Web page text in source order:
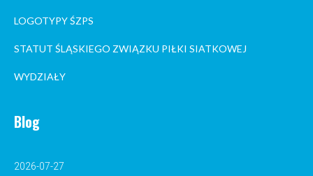
LOGOTYPY ŚZPS
STATUT ŚLĄSKIEGO ZWIĄZKU PIŁKI SIATKOWEJ
WYDZIAŁY
Blog
2026-07-27